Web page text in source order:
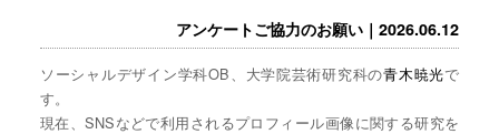
アンケートご協力のお願い｜2026.06.12
ソーシャルデザイン学科OB、大学院芸術研究科の青木暁光で
す。
現在、SNSなどで利用されるプロフィール画像に関する研究を